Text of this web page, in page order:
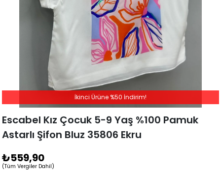
Escabel Kız Çocuk 5-9 Yaş %100 Pamuk
Astarlı Şifon Bluz 35806 Ekru
₺559,90
(Tüm Vergiler Dahil)
İkinci Ürüne %50 İndirim!